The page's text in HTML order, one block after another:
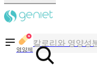
영양제
칼로리와 영양성
혈당 · 다이어트